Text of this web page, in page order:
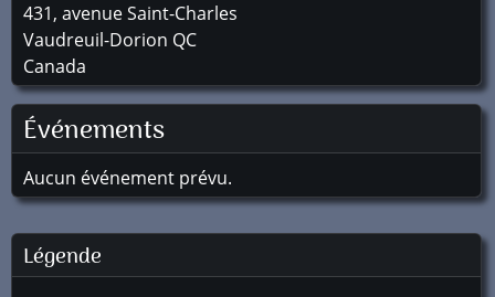
431, avenue Saint-Charles
Vaudreuil-Dorion QC
Canada
Événements
Aucun événement prévu.
Légende